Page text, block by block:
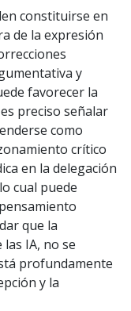
constituirse en
de la expresión
y
favorecer la
preciso señalar
como
crítico
en la delegación
cual puede
que la
IA, no se
profundamente
y la